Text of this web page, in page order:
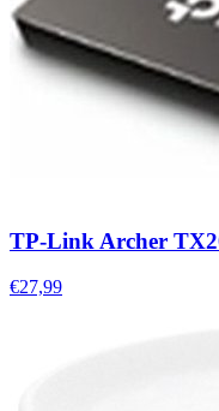
TP-Link Archer
€27,99